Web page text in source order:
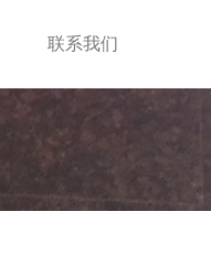
联系我们